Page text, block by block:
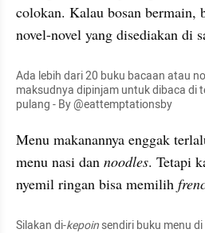
colokan. Kalau bosan bermain,
novel-novel yang disediakan di
Ada lebih dari 20 buku bacaan atau
maksudnya dipinjam untuk dibaca di
pulang - By @eattemptationsby
Menu makanannya enggak
menu nasi dan noodles. Tetapi
nyemil ringan bisa memilih
Silakan di-kepoinsendiri buku menu